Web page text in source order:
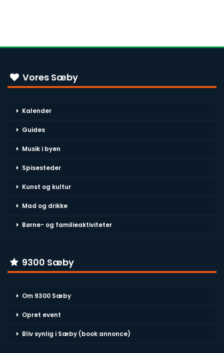
Vores Sæby
Kalender
Guides
Musik i byen
Spisesteder
Kunst og kultur
Mad og drikke
Børne- og familieaktiviteter
9300 Sæby
Om 9300 Sæby
Opret event
Bliv synlig i Sæby (book annonce)